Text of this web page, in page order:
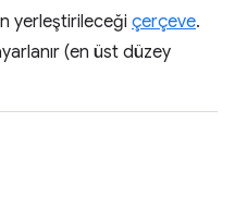
yerleştirileceği çerçeve.
(en üst düzey